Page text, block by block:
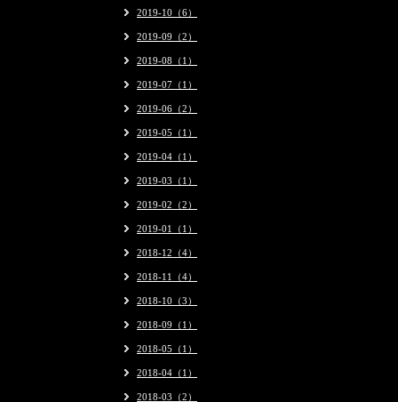
2019-10（6）
2019-09（2）
2019-08（1）
2019-07（1）
2019-06（2）
2019-05（1）
2019-04（1）
2019-03（1）
2019-02（2）
2019-01（1）
2018-12（4）
2018-11（4）
2018-10（3）
2018-09（1）
2018-05（1）
2018-04（1）
2018-03（2）